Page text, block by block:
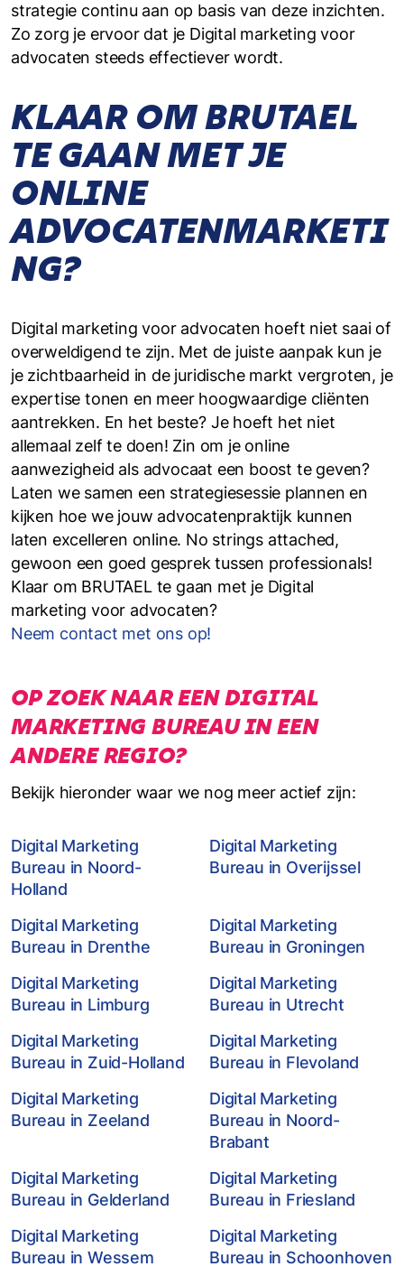
strategie continu aan op basis van deze inzichten.
Zo zorg je ervoor dat je Digital marketing voor
advocaten steeds effectiever wordt.
KLAAR OM BRUTAEL
TE GAAN MET JE
ONLINE
ADVOCATENMARKETI
NG?
Digital marketing voor advocaten hoeft niet saai of
overweldigend te zijn. Met de juiste aanpak kun je
je zichtbaarheid in de juridische markt vergroten, je
expertise tonen en meer hoogwaardige cliënten
aantrekken. En het beste? Je hoeft het niet
allemaal zelf te doen! Zin om je online
aanwezigheid als advocaat een boost te geven?
Laten we samen een strategiesessie plannen en
kijken hoe we jouw advocatenpraktijk kunnen
laten excelleren online. No strings attached,
gewoon een goed gesprek tussen professionals!
Klaar om BRUTAEL te gaan met je Digital
marketing voor advocaten?
Neem contact met ons op!
OP ZOEK NAAR EEN DIGITAL
MARKETING BUREAU IN EEN
ANDERE REGIO?
Bekijk hieronder waar we nog meer actief zijn:
Digital Marketing
Bureau in Noord-
Holland
Digital Marketing
Bureau in Overijssel
Digital Marketing
Bureau in Drenthe
Digital Marketing
Bureau in Groningen
Digital Marketing
Bureau in Limburg
Digital Marketing
Bureau in Utrecht
Digital Marketing
Bureau in Zuid-Holland
Digital Marketing
Bureau in Flevoland
Digital Marketing
Bureau in Zeeland
Digital Marketing
Bureau in Noord-
Brabant
Digital Marketing
Bureau in Gelderland
Digital Marketing
Bureau in Friesland
Digital Marketing
Bureau in Wessem
Digital Marketing
Bureau in Schoonhoven